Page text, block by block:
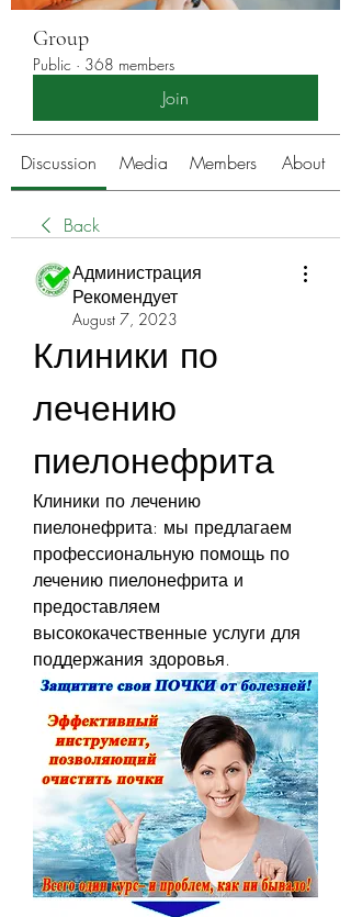
Group
Public · 368 members
Join
Discussion Media Members About
Back
Администрация
Рекомендует
August 7, 2023
Клиники по
лечению
пиелонефрита
Клиники по лечению
пиелонефрита: мы предлагаем
профессиональную помощь по
лечению пиелонефрита и
предоставляем
высококачественные услуги для
поддержания здоровья.